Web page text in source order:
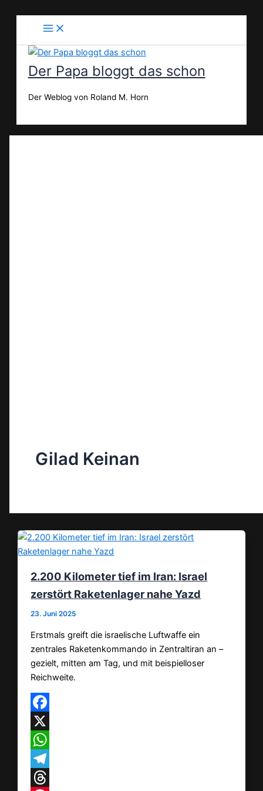
Der Papa bloggt das schon
Der Weblog von Roland M. Horn
Gilad Keinan
2.200 Kilometer tief im Iran: Israel
zerstört Raketenlager nahe Yazd
23. Juni 2025
Erstmals greift die israelische Luftwaffe ein
zentrales Raketenkommando in Zentraltiran an –
gezielt, mitten am Tag, und mit beispielloser
Reichweite.
Facebook
X
WhatsApp
Telegram